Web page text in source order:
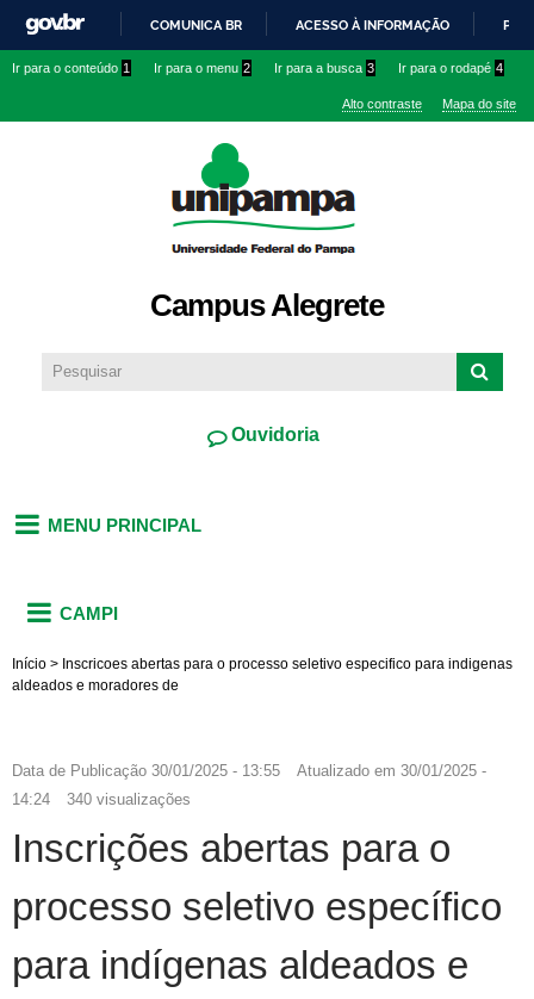
conteúdo
IR
O
COMUNICA BR ACESSO À INFORMAÇÃO
Ir para o conteúdo 1 Ir para o menu 2 Ir para a busca 3 Ir para o rodapé 4
Alto contraste Mapa do site
Campus Alegrete
Ouvidoria
MENU PRINCIPAL
CAMPI
Início > Inscricoes abertas para o processo seletivo especifico para indigenas
aldeados e moradores de
Data de Publicação 30/01/2025 - 13:55 Atualizado em 30/01/2025 -
14:24
340 visualizações
Inscrições abertas para o
processo seletivo específico
para indígenas aldeados e